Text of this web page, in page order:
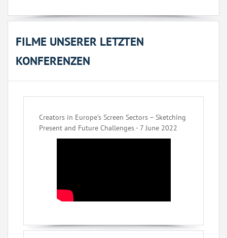
FILME UNSERER LETZTEN
KONFERENZEN
Creators in Europe’s Screen Sectors – Sketching
Present and Future Challenges - 7 June 2022